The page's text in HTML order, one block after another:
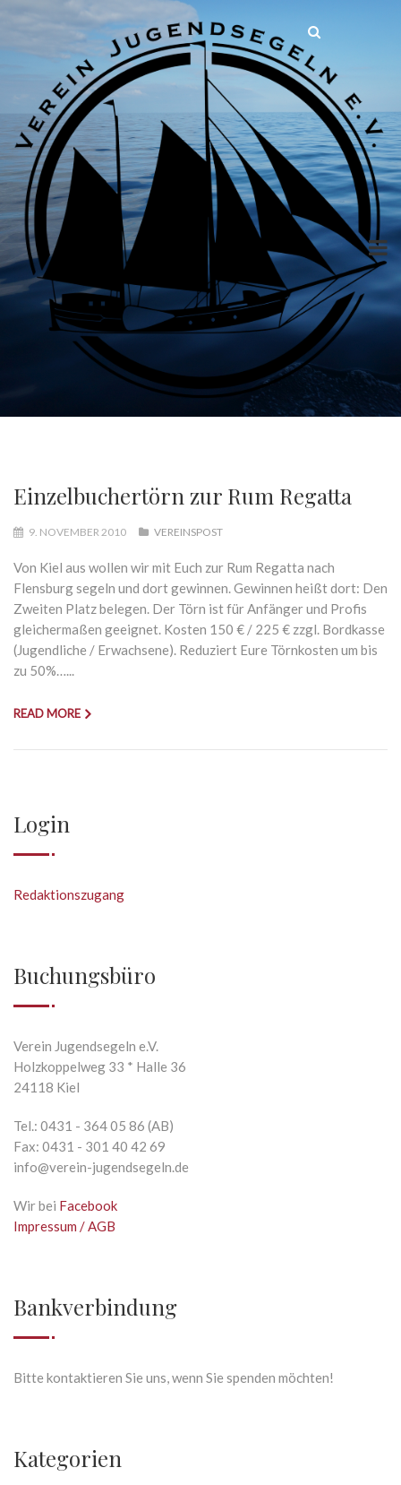
Einzelbuchertörn zur Rum Regatta
9. NOVEMBER 2010 VEREINSPOST
Von Kiel aus wollen wir mit Euch zur Rum Regatta nach
Flensburg segeln und dort gewinnen. Gewinnen heißt dort: Den
Zweiten Platz belegen. Der Törn ist für Anfänger und Profis
gleichermaßen geeignet. Kosten 150 € / 225 € zzgl. Bordkasse
(Jugendliche / Erwachsene). Reduziert Eure Törnkosten um bis
zu 50%…...
READ MORE
Login
Redaktionszugang
Buchungsbüro
Verein Jugendsegeln e.V.
Holzkoppelweg 33 * Halle 36
24118 Kiel
Tel.: 0431 - 364 05 86 (AB)
Fax: 0431 - 301 40 42 69
info@verein-jugendsegeln.de
Wir bei Facebook
Impressum / AGB
Bankverbindung
Bitte kontaktieren Sie uns, wenn Sie spenden möchten!
Kategorien